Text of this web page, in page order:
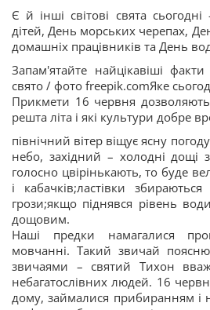
Є й інші світові свята
дітей, День морських черепах,
домашніх працівників та День
Запам'ятайте найцікавіші
свято / фото freepik.comЯке
Прикмети 16 червня
решта літа і які культури добре
північний вітер віщує ясну
небо, західний – холодні дощі
голосно цвірінькають, то буде
і кабачків;ластівки
грози;якщо піднявся рівень
дощовим.
Наші предки намагалися
мовчанні. Такий звичай
звичаями – святий Тихон
небагатослівних людей. 16
дому, займалися прибиранням і